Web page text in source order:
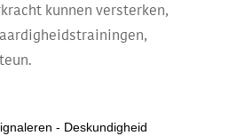
kunnen versterken,